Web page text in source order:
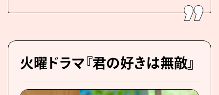
火曜ドラマ『君の好きは無敵』